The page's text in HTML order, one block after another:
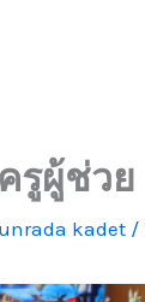
รูผู้ช่ว
kadet /